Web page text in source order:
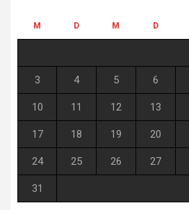
M D M D
3 4 5 6
10 11 12 13
17 18 19 20
24 25 26 27
31